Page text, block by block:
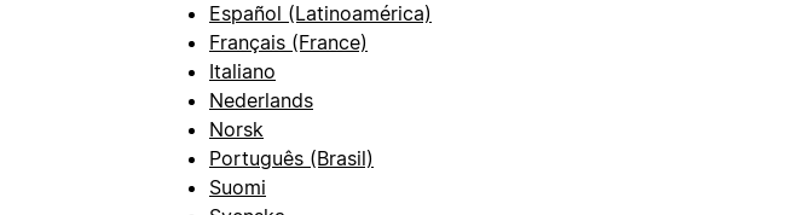
Español (Latinoamérica)
Français (France)
Italiano
Nederlands
Norsk
Português (Brasil)
Suomi